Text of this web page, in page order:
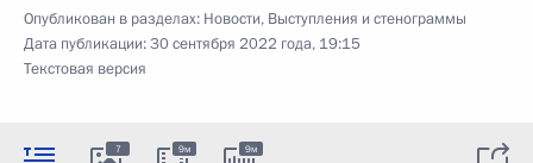
Опубликован в разделах: Новости, Выступления и стенограммы
Дата публикации:30 сентября 2022 года, 19:15
Текстовая версия
7 9м 9м